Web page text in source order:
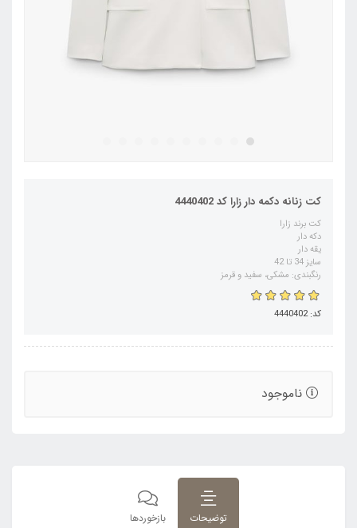
کت زنانه دکمه دار زارا کد 4440402
کت برند زارا
دکه دار
یقه دار
سایز 34 تا 42
رنگبندی: مشکی، سفید و قرمز
کد: 4440402
ناموجود
توضیحات بازخوردها